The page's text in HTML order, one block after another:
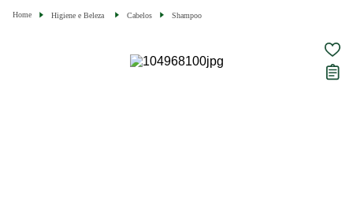
Higiene e Beleza Cabelos Shampoo